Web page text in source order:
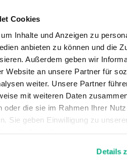
Cookies
Inhalte und Anzeigen zu
anbieten zu können und die
Außerdem geben wir
Website an unsere Partner für
weiter. Unsere Partner
mit weiteren Daten
oder die sie im Rahmen Ihrer
Sie geben Einwilligung zu
Details